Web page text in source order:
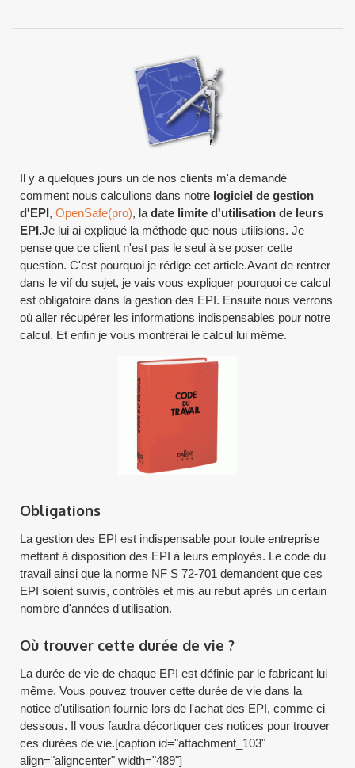
Il y a quelques jours un de nos clients m'a demandé
comment nous calculions dans notre logiciel de gestion
d'EPI,OpenSafe(pro), ladate limite d'utilisation de leurs
EPI.Je lui ai expliqué la méthode que nous utilisions. Je
pense que ce client n'est pas le seul à se poser cette
question. C'est pourquoi je rédige cet article.Avant de rentrer
dans le vif du sujet, je vais vous expliquer pourquoi ce calcul
est obligatoire dans la gestion des EPI. Ensuite nous verrons
où aller récupérer les informations indispensables pour notre
calcul. Et enfin je vous montrerai le calcul lui même.
Obligations
La gestion des EPI est indispensable pour toute entreprise
mettant à disposition des EPI à leurs employés. Le code du
travail ainsi que la norme NF S 72-701 demandent que ces
EPI soient suivis, contrôlés et mis au rebut après un certain
nombre d'années d'utilisation.
Où trouver cette durée de vie ?
La durée de vie de chaque EPI est définie par le fabricant lui
même. Vous pouvez trouver cette durée de vie dans la
notice d'utilisation fournie lors de l'achat des EPI, comme ci
dessous. Il vous faudra décortiquer ces notices pour trouver
ces durées de vie.[caption id="attachment_103"
align="aligncenter" width="489"]